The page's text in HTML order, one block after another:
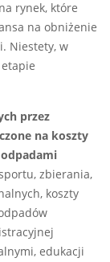
rynek, które
na obniżenie
Niestety, w
przez
na koszty
zbierania,
koszty
edukacji